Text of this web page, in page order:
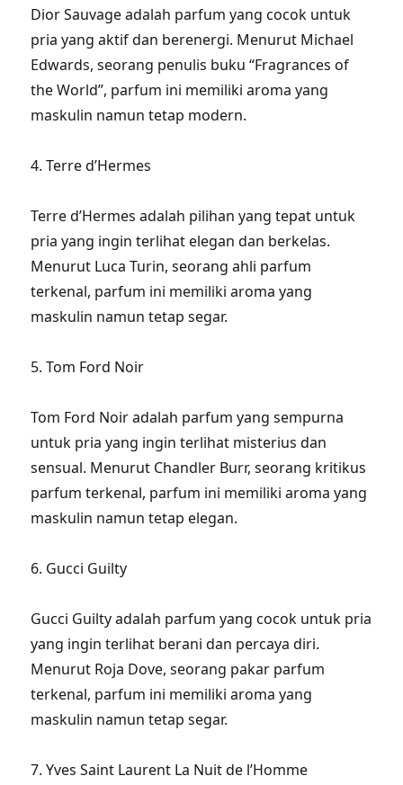
Dior Sauvage adalah parfum yang cocok untuk
pria yang aktif dan berenergi. Menurut Michael
Edwards, seorang penulis buku “Fragrances of
the World”, parfum ini memiliki aroma yang
maskulin namun tetap modern.
4. Terre d’Hermes
Terre d’Hermes adalah pilihan yang tepat untuk
pria yang ingin terlihat elegan dan berkelas.
Menurut Luca Turin, seorang ahli parfum
terkenal, parfum ini memiliki aroma yang
maskulin namun tetap segar.
5. Tom Ford Noir
Tom Ford Noir adalah parfum yang sempurna
untuk pria yang ingin terlihat misterius dan
sensual. Menurut Chandler Burr, seorang kritikus
parfum terkenal, parfum ini memiliki aroma yang
maskulin namun tetap elegan.
6. Gucci Guilty
Gucci Guilty adalah parfum yang cocok untuk pria
yang ingin terlihat berani dan percaya diri.
Menurut Roja Dove, seorang pakar parfum
terkenal, parfum ini memiliki aroma yang
maskulin namun tetap segar.
7. Yves Saint Laurent La Nuit de l’Homme